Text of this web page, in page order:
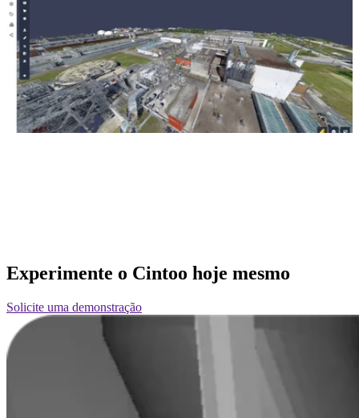
Experimente o Cintoo hoje mesmo
Solicite uma demonstração